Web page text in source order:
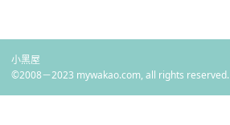
小黑屋
©2008－2023 mywakao.com, all rights reserved.